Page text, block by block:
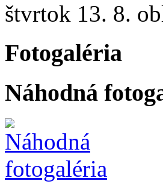
štvrtok 13. 8.
Fotogaléria
Náhodná